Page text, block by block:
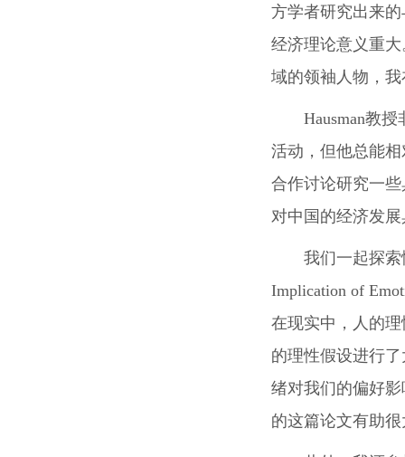
方学者研究出来
经济理论意义重
域的领袖人物，
Hausman教
活动，但他总能
合作讨论研究一
对中国的经济发
我们一起探
Implication of
在现实中，人的
的理性假设进行
绪对我们的偏好
的这篇论文有助